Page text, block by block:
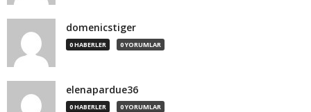
domenicstiger
0 HABERLER 0 YORUMLAR
elenapardue36
0 HABERLER 0 YORUMLAR